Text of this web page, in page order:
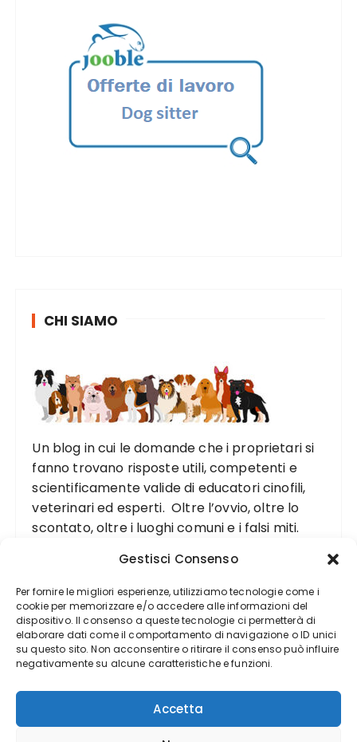
Gestisci Consenso
Per fornire le migliori esperienze, utilizziamo tecnologie come i
cookie per memorizzare e/o accedere alle informazioni del
dispositivo. Il consenso a queste tecnologie ci permetterà di
elaborare dati come il comportamento di navigazione o ID unici
su questo sito. Non acconsentire o ritirare il consenso può influire
negativamente su alcune caratteristiche e funzioni.
Accetta
CHI SIAMO
Un blog in cui le domande che i proprietari si
fanno trovano risposte utili, competenti e
scientificamente valide di educatori cinofili,
veterinari ed esperti. Oltre l’ovvio, oltre lo
scontato, oltre i luoghi comuni e i falsi miti.